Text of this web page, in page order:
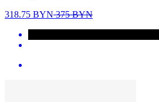
318.75 BYN375BYN